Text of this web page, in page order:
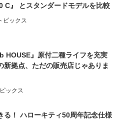
C』 とスタンダードモデルを比較
ピックス
HOUSE』原付二種ライフを充実
新拠点、ただの販売店じゃありま
ックス
る！ ハローキティ50周年記念仕様